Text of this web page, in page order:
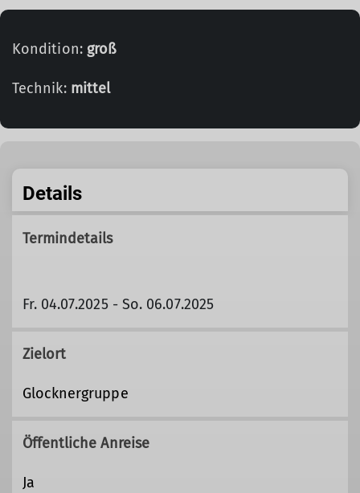
Kondition: groß
Technik: mittel
Details
Termindetails
Fr. 04.07.2025 - So. 06.07.2025
Zielort
Glocknergruppe
Öffentliche Anreise
Ja